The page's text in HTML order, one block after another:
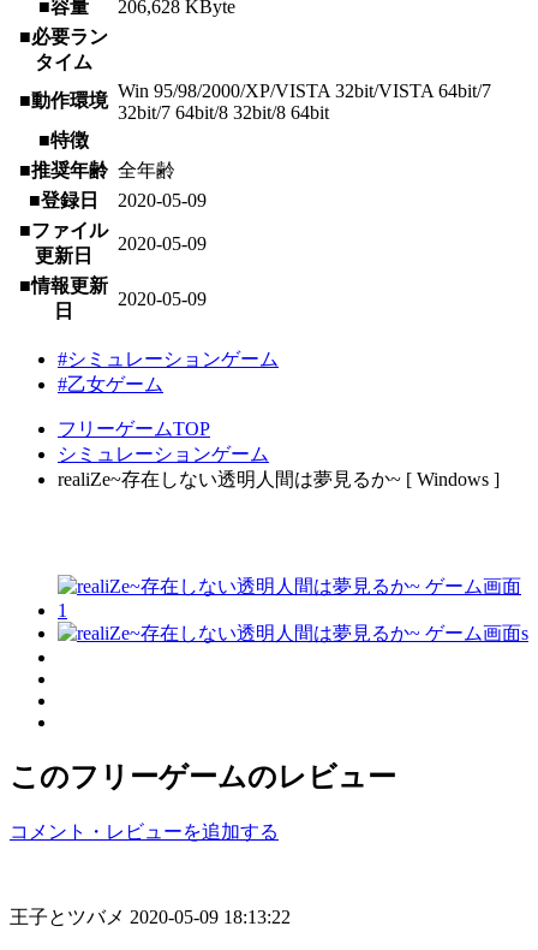
■容量
206,628 KByte
■必要ラン
タイム
■動作環境 Win 95/98/2000/XP/VISTA 32bit/VISTA 64bit/7
32bit/7 64bit/8 32bit/8 64bit
■特徴
■推奨年齢 全年齢
■登録日
2020-05-09
■ファイル
更新日
2020-05-09
■情報更新
日
2020-05-09
#シミュレーションゲーム
#乙女ゲーム
フリーゲームTOP
シミュレーションゲーム
realiZe~存在しない透明人間は夢見るか~ [ Windows ]
このフリーゲームのレビュー
コメント・レビューを追加する
王子とツバメ 2020-05-09 18:13:22